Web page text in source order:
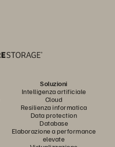
Soluzioni
Intelligenza artificiale
Cloud
Resilienza informatica
Data protection
Database
Elaborazione a performance
elevate